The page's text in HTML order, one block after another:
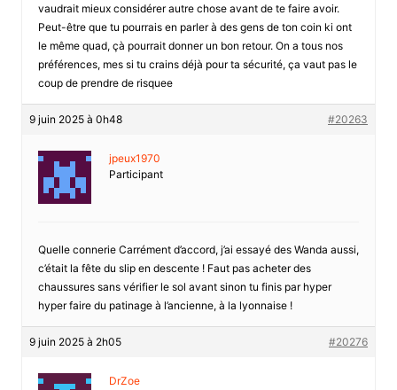
vaudrait mieux considérer autre chose avant de te faire avoir.
Peut-être que tu pourrais en parler à des gens de ton coin ki ont
le même quad, çà pourrait donner un bon retour. On a tous nos
préférences, mes si tu crains déjà pour ta sécurité, ça vaut pas le
coup de prendre de risquee
9 juin 2025 à 0h48 #20263
jpeux1970
Participant
Quelle connerie Carrément d’accord, j’ai essayé des Wanda aussi,
c’était la fête du slip en descente ! Faut pas acheter des
chaussures sans vérifier le sol avant sinon tu finis par hyper
hyper faire du patinage à l’ancienne, à la lyonnaise !
9 juin 2025 à 2h05 #20276
DrZoe